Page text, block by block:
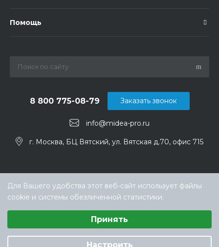
Помощь
info@midea-pro.ru
8 800 775-08-79
г. Москва, БЦ Вятский, ул. Вятская д.70, офис 715
Заказать звонок
дилер Midea в России
Для Вашего удобства этот веб-сайт использует файлы
cookie и системы обезличенной статистики.
Принять
Настроить